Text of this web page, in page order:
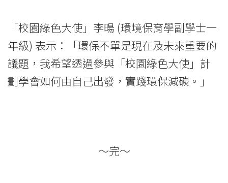
國
際
學
院
「校園綠色大使」李暘 (環境保育學副學士一
年級) 表示：「環保不單是現在及未來重要的
議題，我希望透過參與「校園綠色大使」計
劃學會如何由自己出發，實踐環保減碳。」
～完～